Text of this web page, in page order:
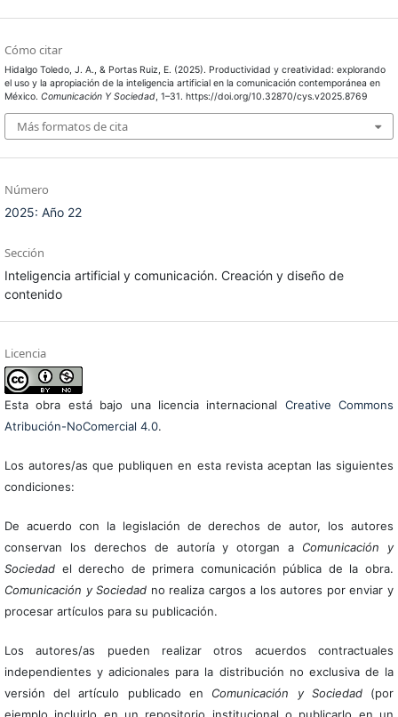
Cómo citar
Hidalgo Toledo, J. A., & Portas Ruiz, E. (2025). Productividad y creatividad: explorando
el uso y la apropiación de la inteligencia artificial en la comunicación contemporánea en
México. Comunicación Y Sociedad, 1–31. https://doi.org/10.32870/cys.v2025.8769
Más formatos de cita
Número
2025: Año 22
Sección
Inteligencia artificial y comunicación. Creación y diseño de
contenido
Licencia
Esta obra está bajo una licencia internacional Creative Commons
Atribución-NoComercial 4.0.
Los autores/as que publiquen en esta revista aceptan las siguientes
condiciones:
De acuerdo con la legislación de derechos de autor, los autores
conservan los derechos de autoría y otorgan a Comunicación y
Sociedadel derecho de primera comunicación pública de la obra.
Comunicación y Sociedad no realiza cargos a los autores por enviar y
procesar artículos para su publicación.
Los autores/as pueden realizar otros acuerdos contractuales
independientes y adicionales para la distribución no exclusiva de la
versión del artículo publicado en Comunicación y Sociedad(por